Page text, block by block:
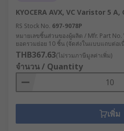
KYOCERA AVX, VC Varistor 5
RS Stock No. 697-9078P
หมายเลขชิ้นส่วนของผู้ผลิต / Mfr. Part No.
ยอดรวมย่อย 10 ชิ้น (จัดส่งในแบบแถบต่อเ
THB367.63(ไม่รวมภาษีมูลค่าเพิ่ม)
จำนวน / Quantity
เพิ่ม